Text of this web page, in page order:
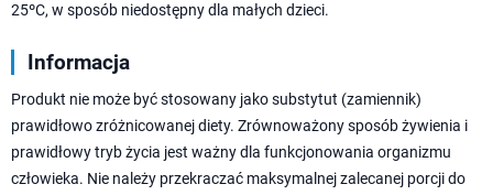
25ºC, w sposób niedostępny dla małych dzieci.
Informacja
Produkt nie może być stosowany jako substytut (zamiennik)
prawidłowo zróżnicowanej diety. Zrównoważony sposób żywienia i
prawidłowy tryb życia jest ważny dla funkcjonowania organizmu
człowieka. Nie należy przekraczać maksymalnej zalecanej porcji do